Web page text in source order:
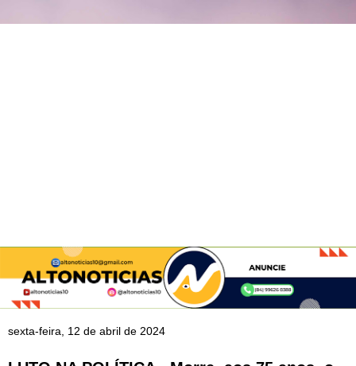
sexta-feira, 12 de abril de 2024